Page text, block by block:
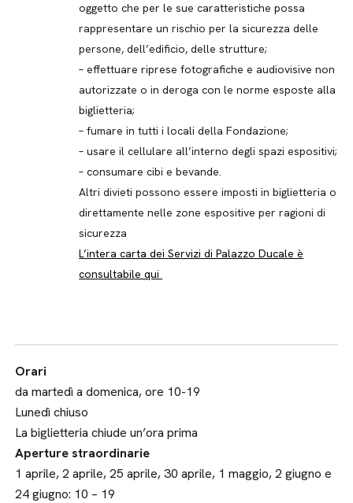
oggetto che per le sue caratteristiche possa
rappresentare un rischio per la sicurezza delle
persone, dell’edificio, delle strutture;
– effettuare riprese fotografiche e audiovisive non
autorizzate o in deroga con le norme esposte alla
biglietteria;
– fumare in tutti i locali della Fondazione;
– usare il cellulare all’interno degli spazi espositivi;
– consumare cibi e bevande.
Altri divieti possono essere imposti in biglietteria o
direttamente nelle zone espositive per ragioni di
sicurezza
L’intera carta dei Servizi di Palazzo Ducale è
consultabile qui
Orari
da martedì a domenica, ore 10-19
Lunedì chiuso
La biglietteria chiude un’ora prima
Aperture straordinarie
1 aprile, 2 aprile, 25 aprile, 30 aprile, 1 maggio, 2 giugno e
24 giugno: 10 – 19